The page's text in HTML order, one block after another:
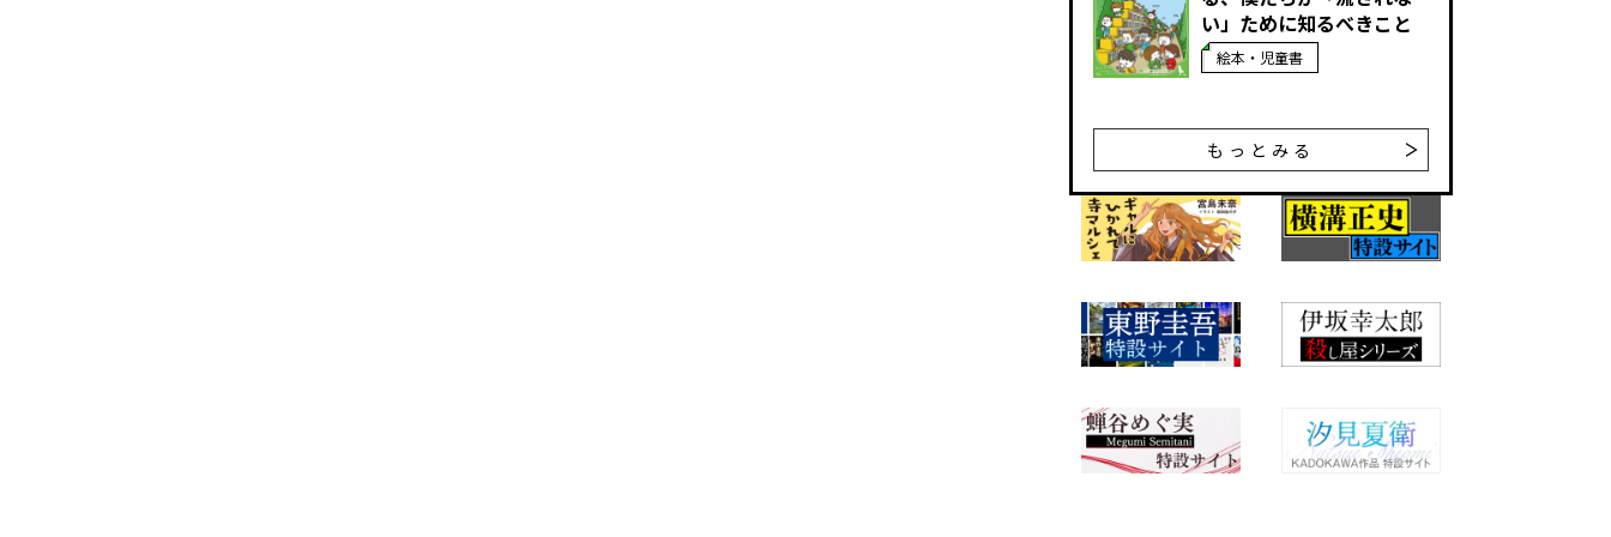
い」ために知るべきこと
絵本・児童書
もっとみる